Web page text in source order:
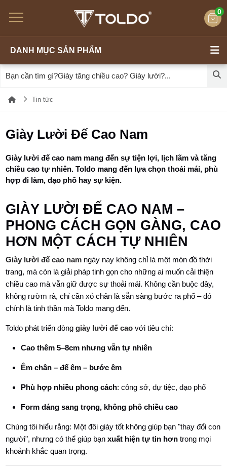
0
DANH MỤC SẢN PHẨM
Tin tức
Giày Lười Đế Cao Nam
Giày lười đế cao nam mang đến sự tiện lợi, lịch lãm và tăng
chiều cao tự nhiên. Toldo mang đến lựa chọn thoải mái, phù
hợp đi làm, dạo phố hay sự kiện.
GIÀY LƯỜI ĐẾ CAO NAM –
PHONG CÁCH GỌN GÀNG, CAO
HƠN MỘT CÁCH TỰ NHIÊN
Giày lười đế cao nam ngày nay không chỉ là một món đồ thời
trang, mà còn là giải pháp tinh gọn cho những ai muốn cải thiện
chiều cao mà vẫn giữ được sự thoải mái. Không cần buộc dây,
không rườm rà, chỉ cần xỏ chân là sẵn sàng bước ra phố – đó
chính là tinh thần mà Toldo mang đến.
Toldo phát triển dònggiày lười đế cao với tiêu chí:
Cao thêm 5–8cm nhưng vẫn tự nhiên
Êm chân – đế êm – bước êm
Phù hợp nhiều phong cách: công sở, dự tiệc, dạo phố
Form dáng sang trọng, không phô chiều cao
Chúng tôi hiểu rằng: Một đôi giày tốt không giúp bạn "thay đổi con
người", nhưng có thể giúp bạnxuất hiện tự tin hơn trong mọi
khoảnh khắc quan trọng.